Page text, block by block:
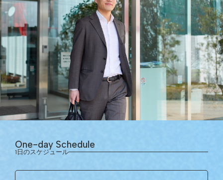
One-day Schedule
1日のスケジュール